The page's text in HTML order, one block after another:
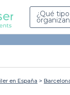
¿Qué
en España